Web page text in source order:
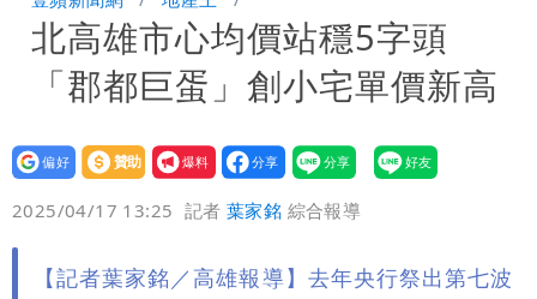
北高雄市心均價站穩5字頭
「郡都巨蛋」創小宅單價新高
設為
贊助
我要
爆料
2025/04/17 13:25 記者葉家銘 綜合報導
【記者葉家銘／高雄報導】去年央行祭出第七波